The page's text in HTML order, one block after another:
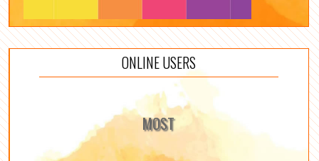
ONLINE USERS
MOST